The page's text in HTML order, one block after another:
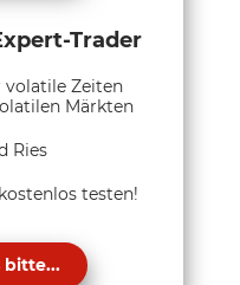
Trader
volatile Zeiten
Märkten
Ries
testen!
bitte...